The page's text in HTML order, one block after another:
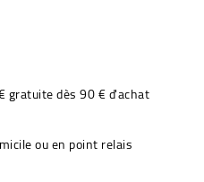
gratuite dès 90 € d'achat
ou en point relais